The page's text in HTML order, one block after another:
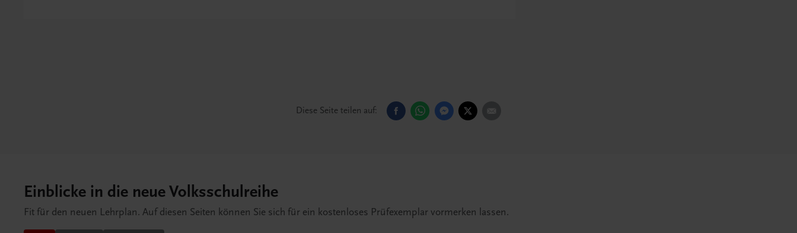
Diese Seite teilen auf:
Einblicke in die neue Volksschulreihe
Fit für den neuen Lehrplan. Auf diesen Seiten können Sie sich für ein kostenloses Prüfexemplar vormerken lassen.